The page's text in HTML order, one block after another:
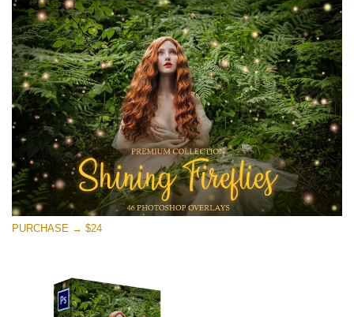
Small 800*533px
Shining Fireflies
(46 Overlays)
Large 6000*4000px
Sunlight Collection
(290 Overlays)
Large 6000*4000px
Entire Collection
ดาวน์โหลดฟรี
PURCHASE → $24